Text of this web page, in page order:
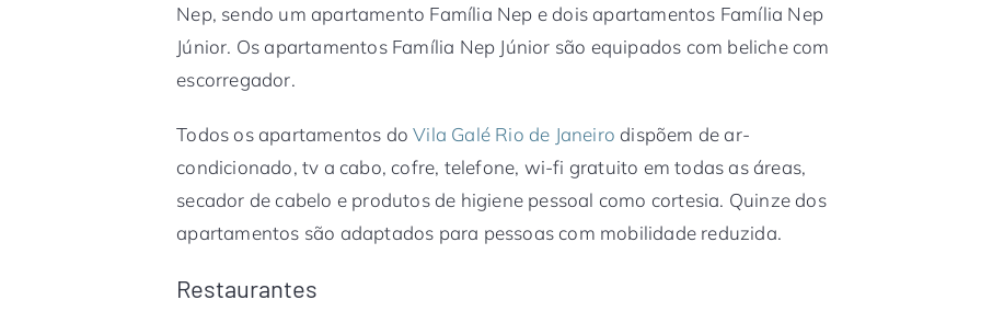
Nep, sendo um apartamento Família Nep e dois apartamentos Família Nep
Júnior. Os apartamentos Família Nep Júnior são equipados com beliche com
escorregador.
Todos os apartamentos doVila Galé Rio de Janeiro dispõem de ar-
condicionado, tv a cabo, cofre, telefone, wi-fi gratuito em todas as áreas,
secador de cabelo e produtos de higiene pessoal como cortesia. Quinze dos
apartamentos são adaptados para pessoas com mobilidade reduzida.
Restaurantes